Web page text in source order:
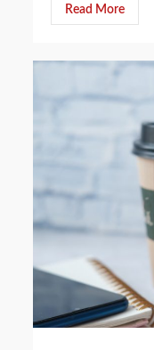
Read More
4 min read